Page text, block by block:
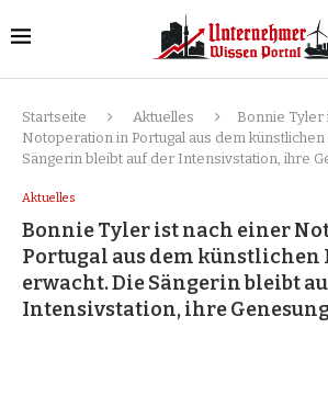
Startseite Aktuelles
Bonnie Tyler
Notoperation in Portugal aus dem künstlichen
Sängerin bleibt auf der Intensivstation, ihre
Aktuelles
Bonnie Tyler ist nach einer
Portugal aus dem künstlichen
erwacht. Die Sängerin bleibt
Intensivstation, ihre